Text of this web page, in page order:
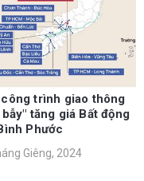
công trình giao thông
tăng giá Bất động
Phước
Giêng, 2024